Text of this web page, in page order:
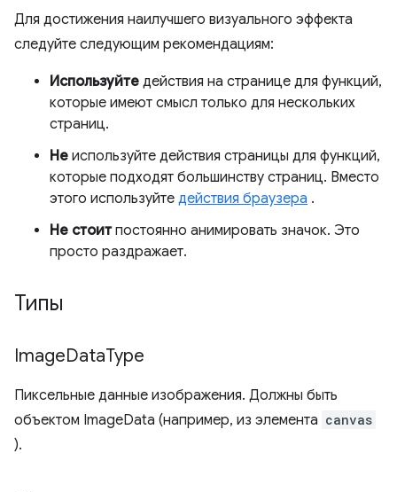
Для достижения наилучшего визуального эффекта
следуйте следующим рекомендациям:
Используйте действия на странице для функций,
которые имеют смысл только для нескольких
страниц.
Не используйте действия страницы для функций,
которые подходят большинству страниц. Вместо
этого используйте действия браузера .
Не стоитпостоянно анимировать значок. Это
просто раздражает.
Типы
ImageDataType
Пиксельные данные изображения. Должны быть
объектом ImageData (например, из элемента canvas
).